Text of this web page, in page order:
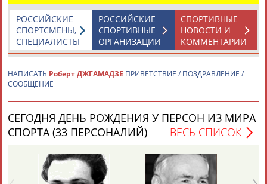
Каримжан
АБДРАХМАНОВ
Аделя
АБДРАХМАНОВА
Андрей
АБДУВАЛИЕВ
Герман
АБДУЛАЕВ
Рамазан
АБДУЛАЕВ
Тагир
Камиль
Загалав
АБДУЛДАУДОВАБДУЛЖАЛИЛОВ АБДУЛКАГИРОВАБДУЛЛАЕВ
СПОРТИВНЫЕ
НОВОСТИ И
КОММЕНТАРИИ
РОССИЙСКИЕ
СПОРТИВНЫЕ
ОРГАНИЗАЦИИ
РОССИЙСКИЕ
СПОРТСМЕНЫ,
СПЕЦИАЛИСТЫ
НАПИСАТЬ Роберт ДЖГАМАДЗЕ ПРИВЕТСТВИЕ / ПОЗДРАВЛЕНИЕ /
СООБЩЕНИЕ
СЕГОДНЯ ДЕНЬ РОЖДЕНИЯ У ПЕРСОН ИЗ МИРА
СПОРТА (33 ПЕРСОНАЛИЙ)
ВЕСЬ СПИСОК